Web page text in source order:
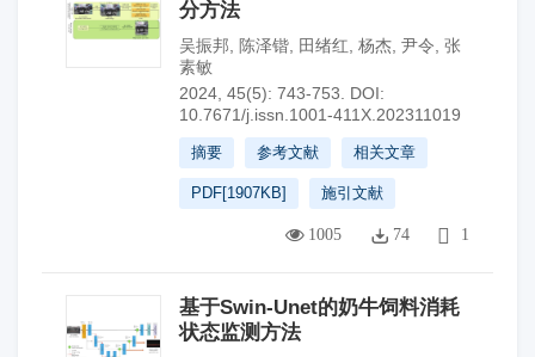
分方法
吴振邦 陈泽锴 田绪红 杨杰 尹令 张
素敏
2024, 45(5): 743-753.
DOI:
10.7671/j.issn.1001-411X.202311019
摘要 参考文献 相关文章
PDF[1907KB] 施引文献
1005 74 1
基于Swin-Unet的奶牛饲料消耗
状态监测方法